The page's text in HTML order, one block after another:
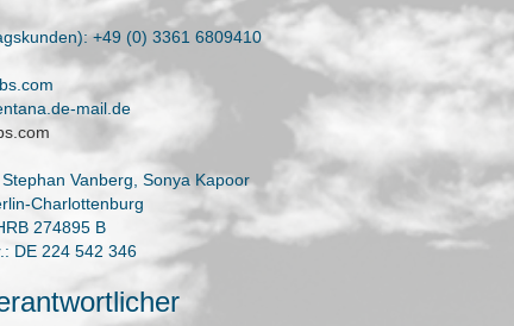
+49 (0) 3361 6809410
mail.de
Vanberg, Sonya Kapoor
Charlottenburg
274895 B
DE 224 542 346